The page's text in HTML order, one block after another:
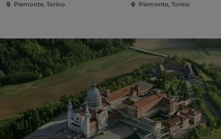
Piemonte, Torino Piemonte, Torino